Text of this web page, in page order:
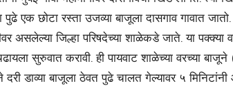
पुढे एक छोटा रस्ता उजव्या बाजूला दासगाव गावात
असलेल्या जिल्हा परिषदेच्या शाळेकडे जाते. या
सुरुवात करावी. ही पायवाट शाळेच्या वरच्या
दरी डाव्या बाजूला ठेवत पुढे चालत गेल्यावर ५